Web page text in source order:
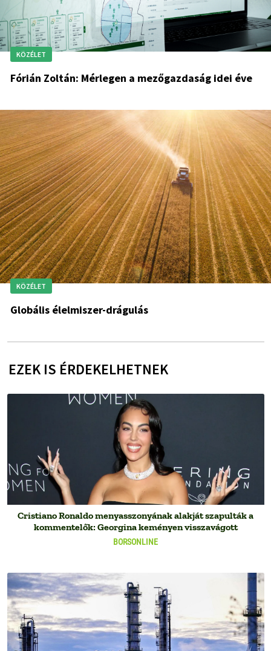
KÖZÉLET
Fórián Zoltán: Mérlegen a mezőgazdaság idei éve
KÖZÉLET
Globális élelmiszer-drágulás
EZEK IS ÉRDEKELHETNEK
BORSONLINE
Cristiano Ronaldo menyasszonyának alakját szapulták a
kommentelők: Georgina keményen visszavágott